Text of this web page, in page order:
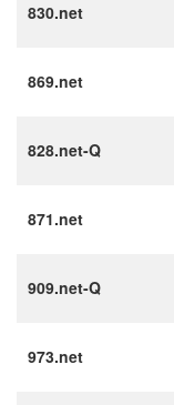
830.net
869.net
828.net-Q
871.net
909.net-Q
973.net